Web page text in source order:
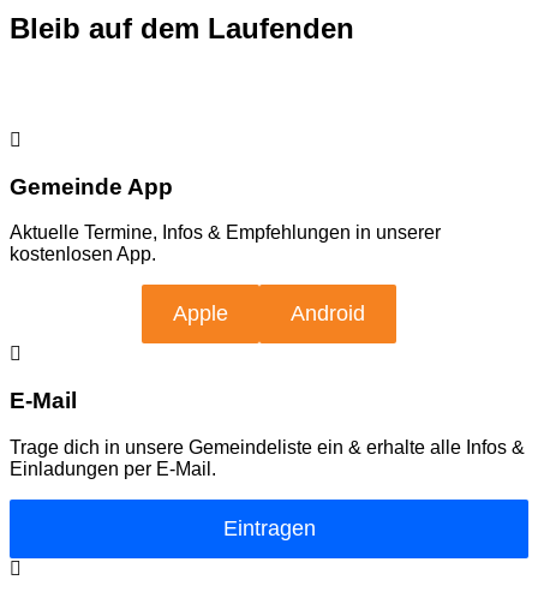
Bleib auf dem Laufenden
Gemeinde App
Aktuelle Termine, Infos & Empfehlungen in unserer
kostenlosen App.
Apple Android
E-Mail
Trage dich in unsere Gemeindeliste ein & erhalte alle Infos &
Einladungen per E-Mail.
Eintragen